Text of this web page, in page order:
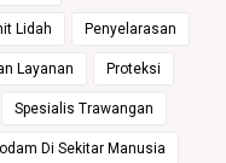
Lidah Penyelarasan
Layanan Proteksi
Spesialis Trawangan
Di Sekitar Manusia